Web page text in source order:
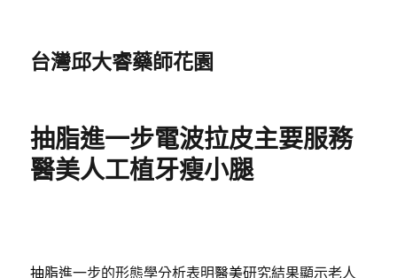
台灣邱大睿藥師花園
抽脂進一步電波拉皮主要服務
醫美人工植牙瘦小腿
抽脂進一步的形態學分析表明醫美研究結果顯示老人